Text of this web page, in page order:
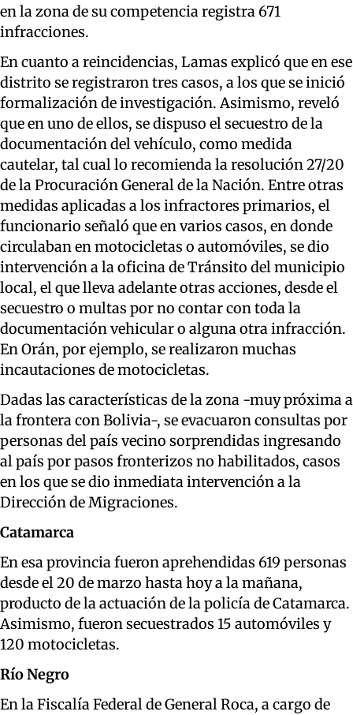
en la zona de su competencia registra 671
infracciones.
En cuanto a reincidencias, Lamas explicó que en ese
distrito se registraron tres casos, a los que se inició
formalización de investigación. Asimismo, reveló
que en uno de ellos, se dispuso el secuestro de la
documentación del vehículo, como medida
cautelar, tal cual lo recomienda la resolución 27/20
de la Procuración General de la Nación. Entre otras
medidas aplicadas a los infractores primarios, el
funcionario señaló que en varios casos, en donde
circulaban en motocicletas o automóviles, se dio
intervención a la oficina de Tránsito del municipio
local, el que lleva adelante otras acciones, desde el
secuestro o multas por no contar con toda la
documentación vehicular o alguna otra infracción.
En Orán, por ejemplo, se realizaron muchas
incautaciones de motocicletas.
Dadas las características de la zona -muy próxima a
la frontera con Bolivia-, se evacuaron consultas por
personas del país vecino sorprendidas ingresando
al país por pasos fronterizos no habilitados, casos
en los que se dio inmediata intervención a la
Dirección de Migraciones.
Catamarca
En esa provincia fueron aprehendidas 619 personas
desde el 20 de marzo hasta hoy a la mañana,
producto de la actuación de la policía de Catamarca.
Asimismo, fueron secuestrados 15 automóviles y
120 motocicletas.
Río Negro
En la Fiscalía Federal de General Roca, a cargo de